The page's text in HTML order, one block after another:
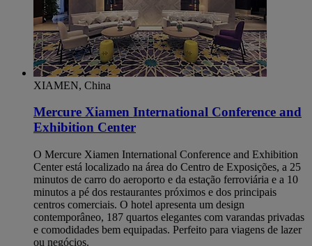
XIAMEN, China
Mercure Xiamen International Conference and
Exhibition Center
O Mercure Xiamen International Conference and Exhibition
Center está localizado na área do Centro de Exposições, a 25
minutos de carro do aeroporto e da estação ferroviária e a 10
minutos a pé dos restaurantes próximos e dos principais
centros comerciais. O hotel apresenta um design
contemporâneo, 187 quartos elegantes com varandas privadas
e comodidades bem equipadas. Perfeito para viagens de lazer
ou negócios.